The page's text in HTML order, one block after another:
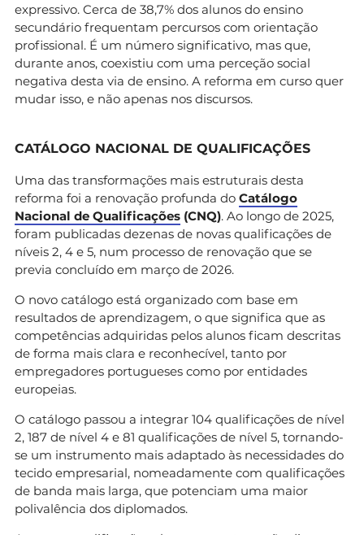
expressivo. Cerca de 38,7% dos alunos do ensino
secundário frequentam percursos com orientação
profissional. É um número significativo, mas que,
durante anos, coexistiu com uma perceção social
negativa desta via de ensino. A reforma em curso quer
mudar isso, e não apenas nos discursos.
CATÁLOGO NACIONAL DE QUALIFICAÇÕES
Uma das transformações mais estruturais desta
reforma foi a renovação profunda do Catálogo
Nacional de Qualificações (CNQ). Ao longo de 2025,
foram publicadas dezenas de novas qualificações de
níveis 2, 4 e 5, num processo de renovação que se
previa concluído em março de 2026.
O novo catálogo está organizado com base em
resultados de aprendizagem, o que significa que as
competências adquiridas pelos alunos ficam descritas
de forma mais clara e reconhecível, tanto por
empregadores portugueses como por entidades
europeias.
O catálogo passou a integrar 104 qualificações de nível
2, 187 de nível 4 e 81 qualificações de nível 5, tornando-
se um instrumento mais adaptado às necessidades do
tecido empresarial, nomeadamente com qualificações
de banda mais larga, que potenciam uma maior
polivalência dos diplomados.